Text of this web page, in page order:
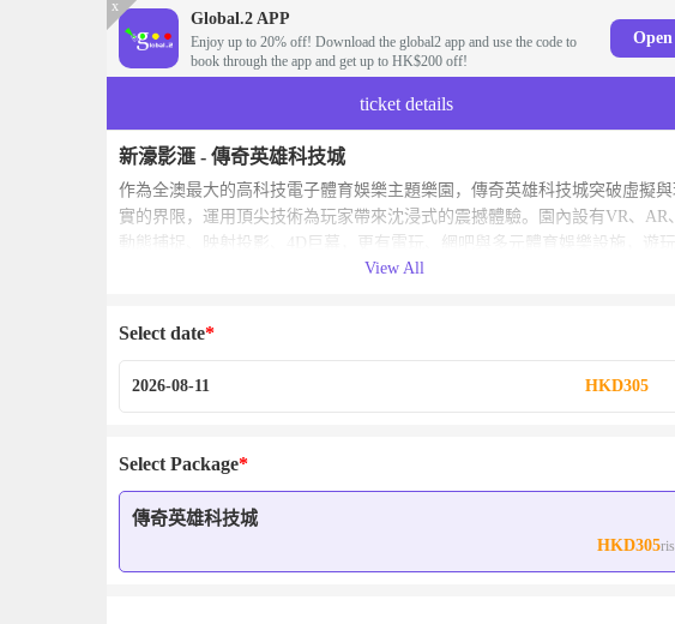
x
Global.2 APP
Enjoy up to 20% off! Download the global2 app and use the code to
book through the app and get up to HK$200 off!
Open
ticket details
新濠影滙 - 傳奇英雄科技城
作為全澳最大的高科技電子體育娛樂主題樂園，傳奇英雄科技城突破虛擬
實的界限，運用頂尖技術為玩家帶來沈浸式的震撼體驗。園內設有VR、AR
動態捕捉、映射投影、4D巨幕，更有電玩、網吧與多元體育娛樂設施，遊
目多達60款以上，全年齡沈浸式科技娛樂地標。
✨暢玩逼真動感的4D影院與新奇好玩的VR碰碰車，
✨豐富多元的虛擬實境遊戲，帶來前所未有的沈浸式暢玩體驗。
View All
Select date
2026-08-11 HKD305
Select Package
傳奇英雄科技城
HKD305